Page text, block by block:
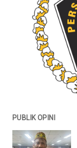
PUBLIK OPINI